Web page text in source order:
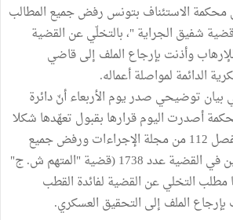
محكمة الاستئناف بتونس رفض جميع المطالب
شفيق الجراية "، بالتخلّي عن القضية
وأذنت بإرجاع الملف إلى قاضي
الدائمة لمواصلة أعماله.
بيان توضيحي صدر يوم الأربعاء أنّ دائرة
أصدرت اليوم قرارها بقبول تعهّدها شكلا
وأصلا تطبيقا لأحكام الفصل 112 من مجلة الإجراءات ورفض جميع
المطالب في حقّ المتهمين في القضية عدد 1738 (قضية "المتهم ش. ج"
مطلب التخلي عن القضية لفائدة القطب
الملف إلى التحقيق العسكري.